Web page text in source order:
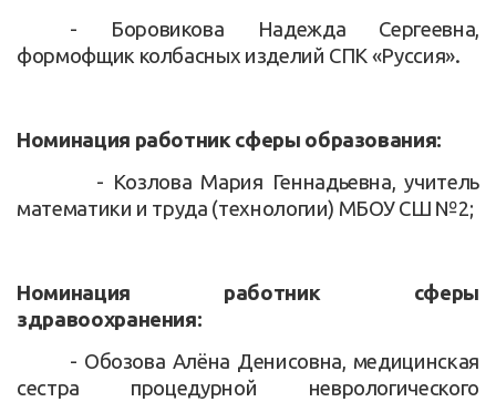
- Боровикова Надежда Сергеевна,
формофщик колбасных изделий СПК «Руссия».
Номинация работник сферы образования:
- Козлова Мария Геннадьевна, учитель
математики и труда (технологии) МБОУ СШ №2;
Номинация работник сферы
здравоохранения:
- Обозова Алёна Денисовна, медицинская
сестра процедурной неврологического